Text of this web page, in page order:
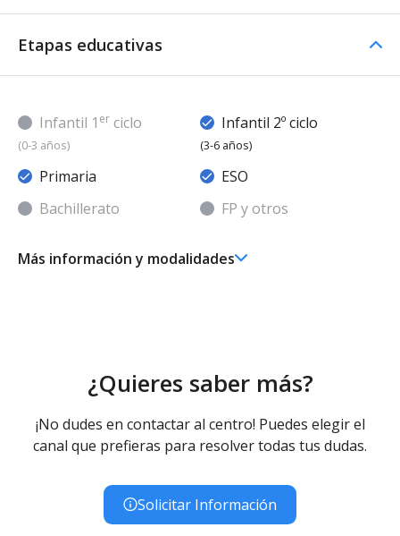
Etapas educativas
Infantil 1 er ciclo
(0-3 años)
Infantil 2º ciclo
(3-6 años)
Primaria
ESO
Bachillerato
FP y otros
Más información y modalidades
Educación Secundaria Obligatoria
Concertado
Educación Especial
Concertado
¿Quieres saber más?
¡No dudes en contactar al centro! Puedes elegir el
canal que prefieras para resolver todas tus dudas.
Solicitar Información